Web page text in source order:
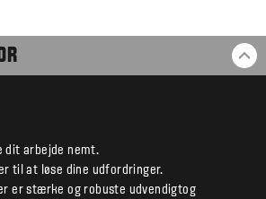
dit arbejde nemt.
til at løse dine udfordringer.
er stærke og robuste udvendigtog